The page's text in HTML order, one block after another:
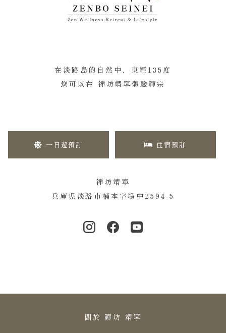
在淡路島的自然中，東經135度
您可以在 禅坊靖寧體驗禪宗
一日遊預訂 住宿預訂
禅坊靖寧
兵庫県淡路市楠本字場中2594-5
關於 禪坊 靖寧